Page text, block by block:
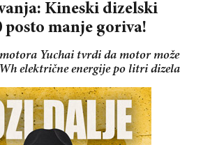
Kineski dizelski
manje goriva!
Yuchai tvrdi da motor može
električne energije po litri dizela